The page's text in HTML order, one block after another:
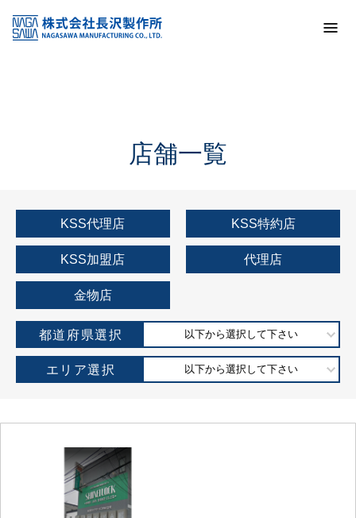
KSS加盟店・取扱店情報
店舗一覧
店舗一覧
KSS代理店 KSS特約店
KSS加盟店 代理店
金物店
都道府県選択 以下から選択して下さい
エリア選択 以下から選択して下さい